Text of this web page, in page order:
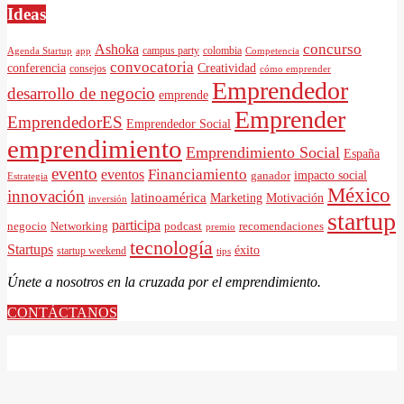
Ideas
Agenda Startup app Ashoka campus party colombia Competencia concurso
conferencia consejos convocatoria Creatividad cómo emprender
desarrollo de negocio emprende Emprendedor
EmprendedorES Emprendedor Social Emprender
emprendimiento Emprendimiento Social España
Estrategia evento eventos Financiamiento ganador impacto social
innovación inversión latinoamérica Marketing Motivación México
negocio Networking participa podcast premio recomendaciones startup
Startups startup weekend tecnología tips éxito
Únete a nosotros en la cruzada por el emprendimiento.
CONTÁCTANOS